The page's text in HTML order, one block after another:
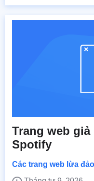
Trang web
Spotify
Các trang web lừa đảo